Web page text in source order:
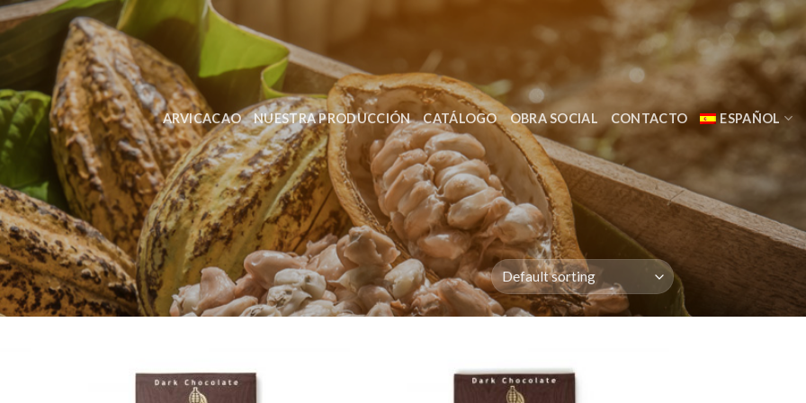
ARVICACAO NUESTRA PRODUCCIÓN CATÁLOGO OBRA SOCIAL CONTACTO ESPAÑOL